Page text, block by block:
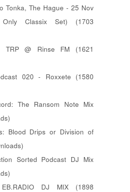
Tonka, The Hague - 25 Nov
Classix Set) (1703
TRP @ Rinse FM (1621
020 - Roxxete (1580
The Ransom Note Mix
Blood Drips or Division of
Sorted Podcast DJ Mix
DJ MIX (1898